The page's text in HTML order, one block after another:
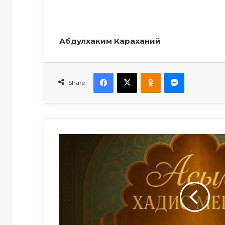
Абдулхаким Караханий
Share
Facebook
X Odnoklassniki